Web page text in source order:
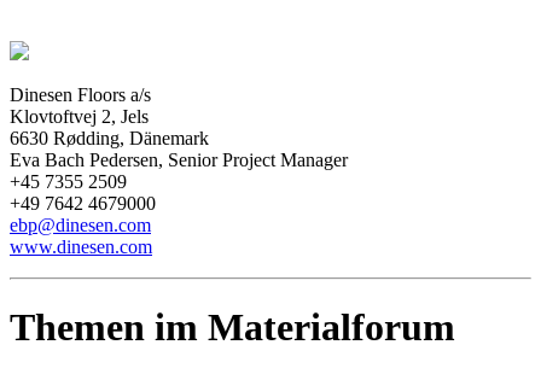
Dinesen Floors a/s
Klovtoftvej 2, Jels
6630 Rødding, Dänemark
Eva Bach Pedersen, Senior Project Manager
+45 7355 2509
+49 7642 4679000
ebp@dinesen.com
www.dinesen.com
Themen im Materialforum